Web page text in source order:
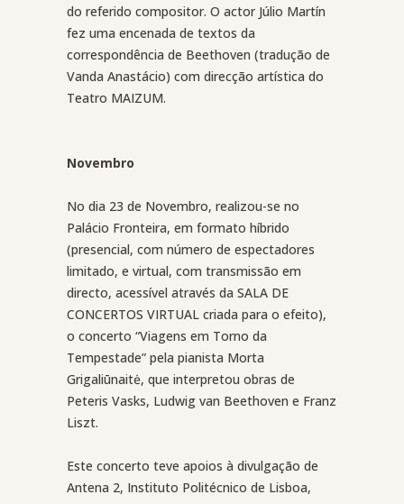
do referido compositor. O actor Júlio Martín
fez uma encenada de textos da
correspondência de Beethoven (tradução de
Vanda Anastácio) com direcção artística do
Teatro MAIZUM.
Novembro
No dia 23 de Novembro, realizou-se no
Palácio Fronteira, em formato híbrido
(presencial, com número de espectadores
limitado, e virtual, com transmissão em
directo, acessível através da SALA DE
CONCERTOS VIRTUAL criada para o efeito),
o concerto “Viagens em Torno da
Tempestade” pela pianista Morta
Grigaliūnaitė, que interpretou obras de
Peteris Vasks, Ludwig van Beethoven e Franz
Liszt.
Este concerto teve apoios à divulgação de
Antena 2, Instituto Politécnico de Lisboa,